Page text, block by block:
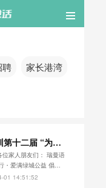
聘 家长港湾
十二届 “为爱
活动 —— 爱心
朋友们： 瑞曼语
活动从 MOMO PARK
01 14:51:52